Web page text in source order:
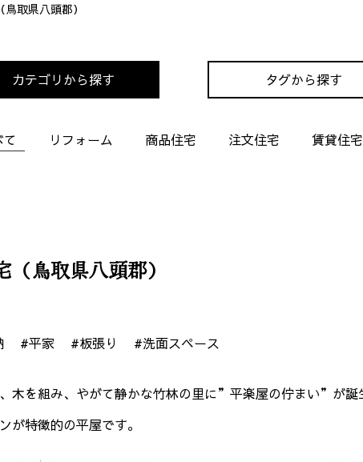
取県八頭郡）
カテゴリから探す タグから探す
て リフォーム 商品住宅 注文住宅 賃貸住
鳥取県八頭郡）
#平家 #板張り #洗面スペース
木を組み、やがて静かな竹林の里に”平楽屋の佇まい”が誕
が特徴的の平屋です。